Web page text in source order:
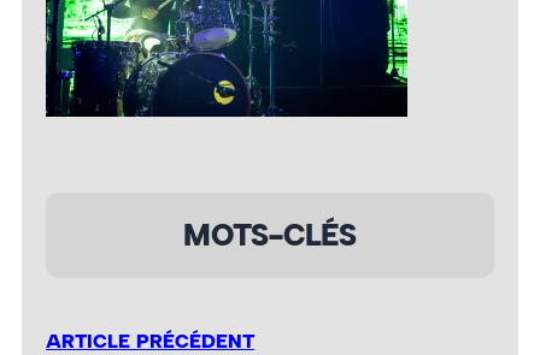
MOTS-CLÉS
ARTICLE PRÉCÉDENT